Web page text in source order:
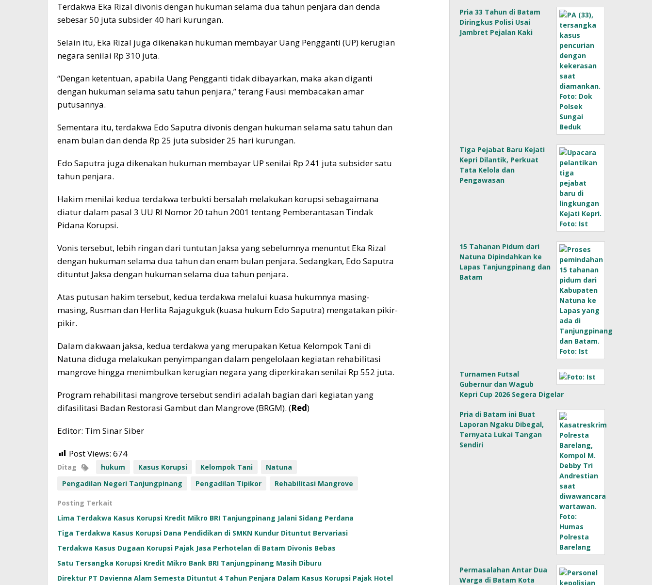
Terdakwa Eka Rizal divonis dengan hukuman selama dua tahun penjara dan denda
sebesar 50 juta subsider 40 hari kurungan.
Selain itu, Eka Rizal juga dikenakan hukuman membayar Uang Pengganti (UP) kerugian
negara senilai Rp 310 juta.
“Dengan ketentuan, apabila Uang Pengganti tidak dibayarkan, maka akan diganti
dengan hukuman selama satu tahun penjara,” terang Fausi membacakan amar
putusannya.
Sementara itu, terdakwa Edo Saputra divonis dengan hukuman selama satu tahun dan
enam bulan dan denda Rp 25 juta subsider 25 hari kurungan.
Edo Saputra juga dikenakan hukuman membayar UP senilai Rp 241 juta subsider satu
tahun penjara.
Hakim menilai kedua terdakwa terbukti bersalah melakukan korupsi sebagaimana
diatur dalam pasal 3 UU RI Nomor 20 tahun 2001 tentang Pemberantasan Tindak
Pidana Korupsi.
Vonis tersebut, lebih ringan dari tuntutan Jaksa yang sebelumnya menuntut Eka Rizal
dengan hukuman selama dua tahun dan enam bulan penjara. Sedangkan, Edo Saputra
dituntut Jaksa dengan hukuman selama dua tahun penjara.
Atas putusan hakim tersebut, kedua terdakwa melalui kuasa hukumnya masing-
masing, Rusman dan Herlita Rajagukguk (kuasa hukum Edo Saputra) mengatakan pikir-
pikir.
Dalam dakwaan jaksa, kedua terdakwa yang merupakan Ketua Kelompok Tani di
Natuna diduga melakukan penyimpangan dalam pengelolaan kegiatan rehabilitasi
mangrove hingga menimbulkan kerugian negara yang diperkirakan senilai Rp 552 juta.
Program rehabilitasi mangrove tersebut sendiri adalah bagian dari kegiatan yang
difasilitasi Badan Restorasi Gambut dan Mangrove (BRGM). (Red)
Editor: Tim Sinar Siber
Post Views: 674
Ditag hukum Kasus Korupsi Kelompok Tani
Natuna
Pengadilan Negeri Tanjungpinang
Pengadilan Tipikor Rehabilitasi Mangrove
Posting Terkait
Lima Terdakwa Kasus Korupsi Kredit Mikro BRI Tanjungpinang Jalani Sidang Perdana
Tiga Terdakwa Kasus Korupsi Dana Pendidikan di SMKN Kundur Dituntut Bervariasi
Terdakwa Kasus Dugaan Korupsi Pajak Jasa Perhotelan di Batam Divonis Bebas
Satu Tersangka Korupsi Kredit Mikro Bank BRI Tanjungpinang Masih Diburu
Direktur PT Davienna Alam Semesta Dituntut 4 Tahun Penjara Dalam Kasus Korupsi Pajak Hotel
Pria 33 Tahun di Batam
Diringkus Polisi Usai
Jambret Pejalan Kaki
Tiga Pejabat Baru Kejati
Kepri Dilantik, Perkuat
Tata Kelola dan
Pengawasan
15 Tahanan Pidum dari
Natuna Dipindahkan ke
Lapas Tanjungpinang dan
Batam
Turnamen Futsal
Gubernur dan Wagub
Kepri Cup 2026 Segera Digelar
Pria di Batam ini Buat
Laporan Ngaku Dibegal,
Ternyata Lukai Tangan
Sendiri
Permasalahan Antar Dua
Warga di Batam Kota